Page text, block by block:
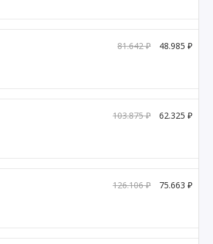
81.642 ₽ 48.985 ₽
103.875 ₽ 62.325 ₽
126.106 ₽ 75.663 ₽